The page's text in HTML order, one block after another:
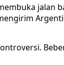
jalan